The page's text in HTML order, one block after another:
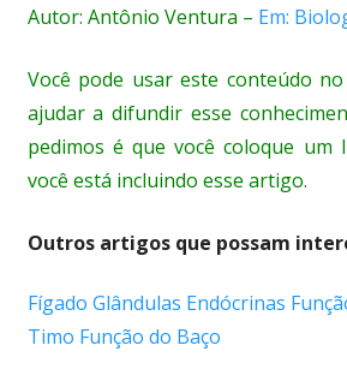
Autor: Antônio Ventura – Em:
Você pode usar este conteúdo
ajudar a difundir esse
pedimos é que você coloque um
você está incluindo esse artigo.
Outros artigos que possam
Fígado Glândulas Endócrinas
Timo Função do Baço